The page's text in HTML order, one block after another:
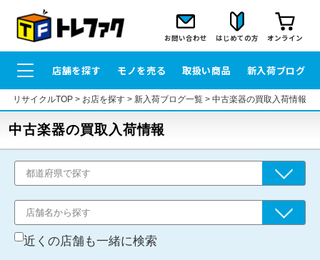
お問い合わせ はじめての方 オンライン
店舗を探す モノを売る 取扱い商品 新入荷ブログ
リサイクルTOP> お店を探す> 新入荷ブログ一覧> 中古楽器の買取入荷情報
中古楽器の買取入荷情報
近くの店舗も一緒に検索